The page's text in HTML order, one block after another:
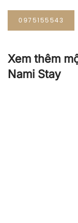
0975155543
Xem thêm
Nami Stay